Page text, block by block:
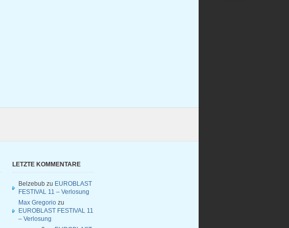
LETZTE KOMMENTARE
Belzebub zu EUROBLAST
FESTIVAL 11 – Verlosung
Max Gregorio zu
EUROBLAST FESTIVAL 11
– Verlosung